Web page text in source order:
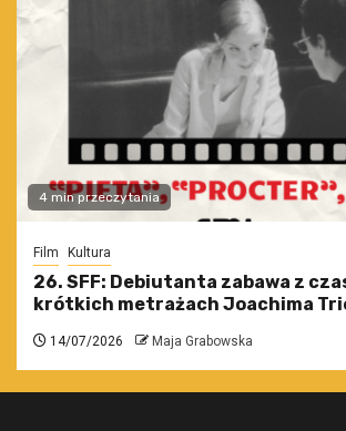
4 min przeczytania
Film Kultura
26. SFF: Debiutanta zabawa z
krótkich metrażach Joachima
14/07/2026 Maja Grabowska